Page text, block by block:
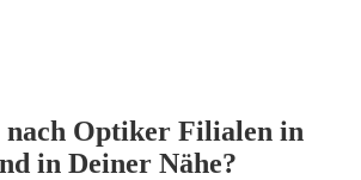
nach Optiker Filialen in
in Deiner Nähe?